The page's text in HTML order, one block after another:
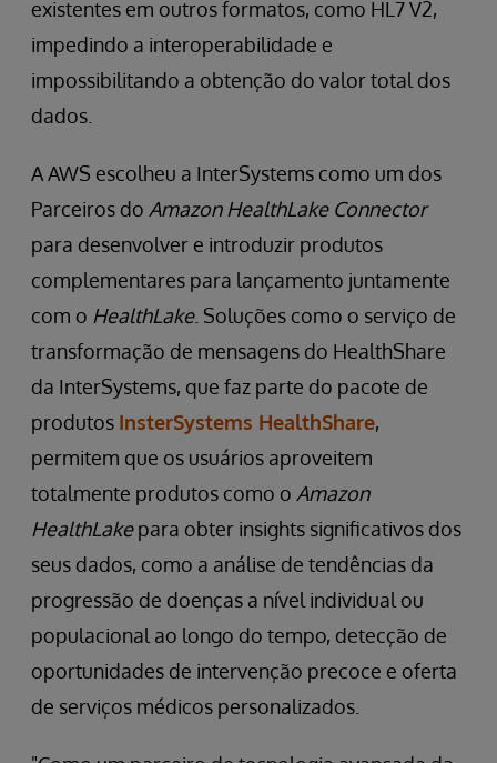
existentes em outros formatos, como HL7 V2,
impedindo a interoperabilidade e
impossibilitando a obtenção do valor total dos
dados.
A AWS escolheu a InterSystems como um dos
Parceiros do Amazon HealthLake Connector
para desenvolver e introduzir produtos
complementares para lançamento juntamente
com o HealthLake. Soluções como o serviço de
transformação de mensagens do HealthShare
da InterSystems, que faz parte do pacote de
produtos InsterSystems HealthShare,
permitem que os usuários aproveitem
totalmente produtos como o Amazon
HealthLakepara obter insights significativos dos
seus dados, como a análise de tendências da
progressão de doenças a nível individual ou
populacional ao longo do tempo, detecção de
oportunidades de intervenção precoce e oferta
de serviços médicos personalizados.